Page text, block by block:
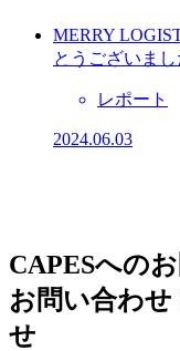
MERRY
とうございまし
レポート
2024.06.03
CAPESへの
お問い合わせ
せ